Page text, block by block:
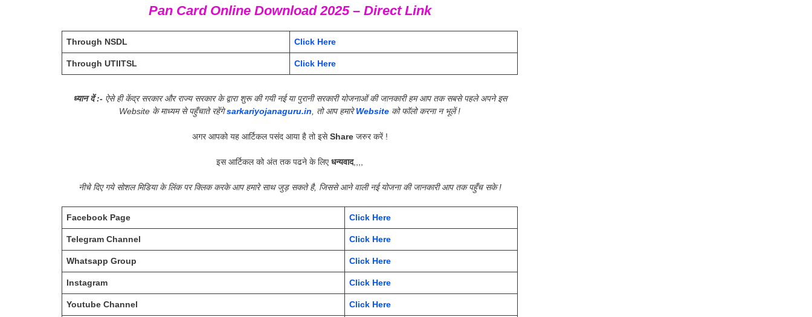
Pan Card Online Download 2025 – Direct Link
Through NSDL Click Here
Through UTIITSL Click Here
ध्यान दें :-ऐसे ही केंद्र सरकार और राज्य सरकार के द्वारा शुरू की गयी नई या पुरानी सरकारी योजनाओं की जानकारी हम आप तक सबसे पहले अपने इस
Website के माध्यम से पहुँचाते रहेंगेsarkariyojanaguru.in , तो आप हमारेWebsite को फॉलो करना न भूलें !
अगर आपको यह आर्टिकल पसंद आया है तो इसेShareजरुर करें !
इस आर्टिकल को अंत तक पढने के लिएधन्यवाद,,,,
नीचे दिए गये सोशल मिडिया के लिंक पर क्लिक करके आप हमारे साथ जुड़ सकते है, जिससे आने वाली नई योजना की जानकारी आप तक पहुँच सके !
Facebook Page Click Here
Telegram Channel Click Here
Whatsapp Group Click Here
Instagram Click Here
Youtube Channel Click Here